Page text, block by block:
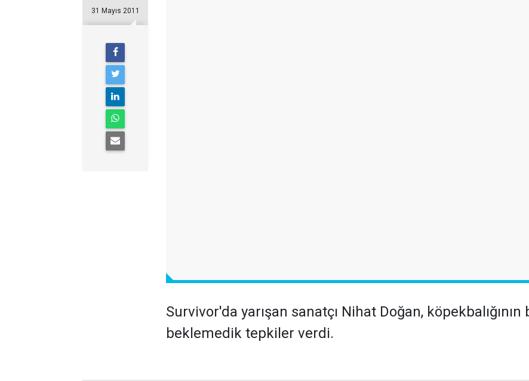
31 Mayıs 2011
Survivor'da yarışan sanatçı Nihat Doğan,
beklemedik tepkiler verdi.